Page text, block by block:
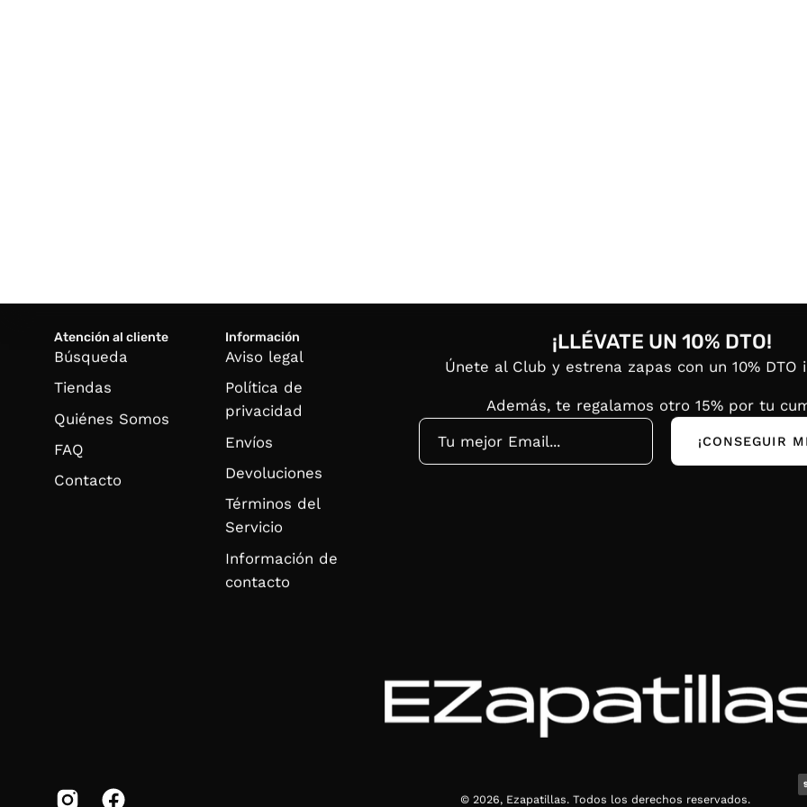
Atención al cliente
Búsqueda
Tiendas
Quiénes Somos
FAQ
Contacto
Información
Aviso legal
Política de
privacidad
Envíos
Devoluciones
Términos del
Servicio
Información de
contacto
¡LLÉVATE UN 10% DTO!
Únete al Club y estrena zapas con un 10% DTO
Además, te regalamos otro 15% por tu
¡CONSEGUIR
© 2026, Ezapatillas. Todos los derechos reservados.